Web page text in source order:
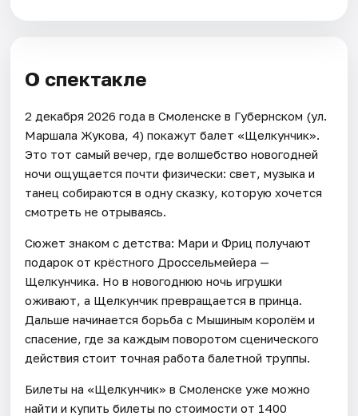
О спектакле
2 декабря 2026 года в Смоленске в Губернском (ул.
Маршала Жукова, 4) покажут балет «Щелкунчик».
Это тот самый вечер, где волшебство новогодней
ночи ощущается почти физически: свет, музыка и
танец собираются в одну сказку, которую хочется
смотреть не отрываясь.
Сюжет знаком с детства: Мари и Фриц получают
подарок от крёстного Дроссельмейера —
Щелкунчика. Но в новогоднюю ночь игрушки
оживают, а Щелкунчик превращается в принца.
Дальше начинается борьба с Мышиным королём и
спасение, где за каждым поворотом сценического
действия стоит точная работа балетной труппы.
Билеты на «Щелкунчик» в Смоленске уже можно
найти и купить билеты по стоимости от 1400